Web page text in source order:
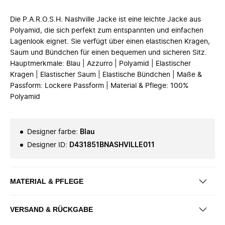
Die P.A.R.O.S.H. Nashville Jacke ist eine leichte Jacke aus
Polyamid, die sich perfekt zum entspannten und einfachen
Lagenlook eignet. Sie verfügt über einen elastischen Kragen,
Saum und Bündchen für einen bequemen und sicheren Sitz.
Hauptmerkmale: Blau | Azzurro | Polyamid | Elastischer
Kragen | Elastischer Saum | Elastische Bündchen | Maße &
Passform: Lockere Passform | Material & Pflege: 100%
Polyamid
Designer farbe: Blau
Designer ID: D431851BNASHVILLE011
MATERIAL & PFLEGE
VERSAND & RÜCKGABE